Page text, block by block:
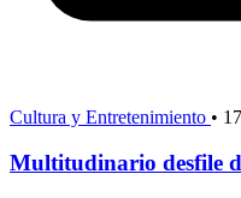
Cultura y Entretenimiento •
Multitudinario desfile